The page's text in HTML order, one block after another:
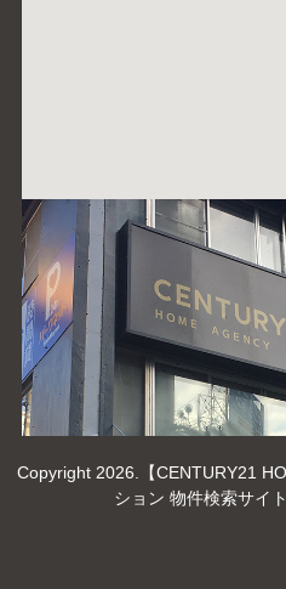
Copyright 2026.【CENTURY21
ション 物件検索サイ